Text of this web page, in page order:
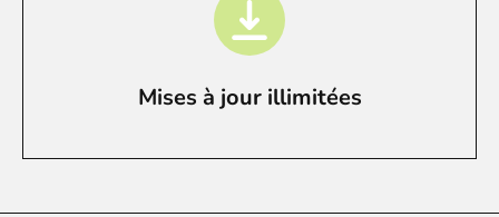
Mises à jour illimitées